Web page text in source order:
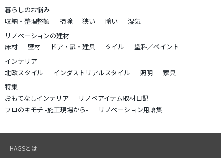
暮らしのお悩み
収納・整理整頓
掃除 狭い 暗い
湿気
リノベーションの建材
床材
壁材 ドア・扉・建具 タイル
塗料／ペイント
インテリア
北欧スタイル
インダストリアルスタイル 照明
家具
特集
おもてなしインテリア
リノベアイテム取材日記
プロのキモチ -施工現場から-
リノベーション用語集
HAGSとは